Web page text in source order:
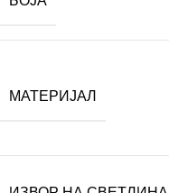
МАТЕРИЈАЛ